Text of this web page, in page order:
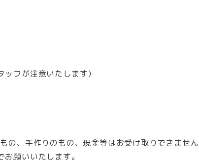
フが注意いたします）
の、手作りのもの、現金等はお受け取りできませ
願いいたします。